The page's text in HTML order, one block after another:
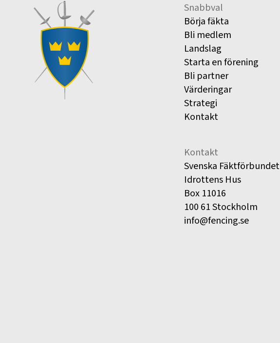
Snabbval
Börja fäkta
Bli medlem
Landslag
Starta en förening
Bli partner
Värderingar
Strategi
Kontakt
Kontakt
Svenska Fäktförbundet
Idrottens Hus
Box 11016
100 61 Stockholm
info@fencing.se